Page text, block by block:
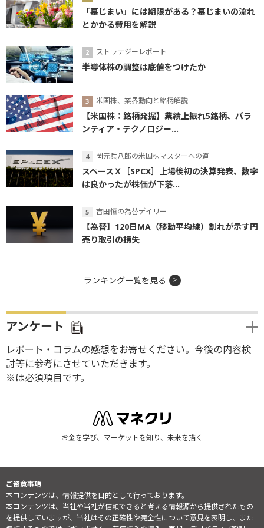
「墓じまい」には期限がある？墓じまいの流れ
とかかる費用を解説
ストラテジーレポート
半導体株の調整は底値をつけたか
米国株、業界動向と銘柄解説
【米国株：銘柄発掘】業績上振れ5銘柄、パラ
ンティア・テクノロジー...
岡元兵八郎の米国株マスターへの道
スペースＸ［SPCX］上場後初の決算発表、数字
は良かったが株価が下落...
吉田恒の為替デイリー
【為替】120日MA（移動平均線）割れが示す円
売り取引の損失
ランキング一覧を見る
アンケート
レポート・コラムの感想をお寄せください。今後の内容検
討等に参考にさせていただきます。
※は必須項目です。
お金を学び、マーケットを知り、未来を描く
ご留意事項
本コンテンツは、情報提供を目的として行っております。
本コンテンツは、当社や当社が信頼できると考える情報源から提供されたもの
を提供していますが、当社はその正確性や完全性について意見を表明し、また